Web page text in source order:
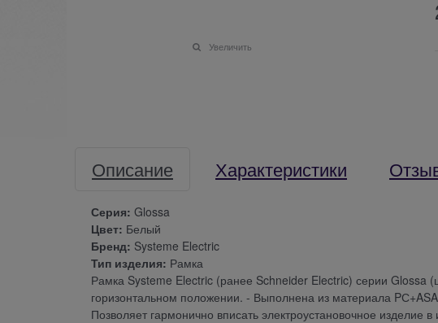
Увеличить
Описание Характеристики
Серия: Glossa
Цвет: Белый
Бренд: Systeme Electric
Тип изделия: Рамка
Рамка Systeme Electric (ранее Schneider Electric) серии Glossa
горизонтальном положении. - Выполнена из материала
Позволяет гармонично вписать электроустановочное изделие